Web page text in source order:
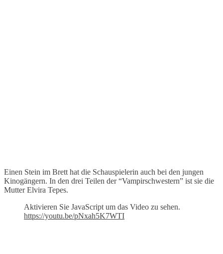
Einen Stein im Brett hat die Schauspielerin auch bei den jungen
Kinogängern. In den drei Teilen der “Vampirschwestern” ist sie die
Mutter Elvira Tepes.
Aktivieren Sie JavaScript um das Video zu sehen.
https://youtu.be/pNxah5K7WTI